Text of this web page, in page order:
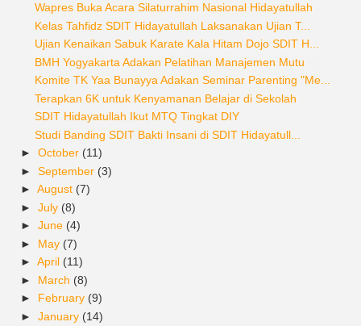
Wapres Buka Acara Silaturrahim Nasional Hidayatullah
Kelas Tahfidz SDIT Hidayatullah Laksanakan Ujian T...
Ujian Kenaikan Sabuk Karate Kala Hitam Dojo SDIT H...
BMH Yogyakarta Adakan Pelatihan Manajemen Mutu
Komite TK Yaa Bunayya Adakan Seminar Parenting "Me...
Terapkan 6K untuk Kenyamanan Belajar di Sekolah
SDIT Hidayatullah Ikut MTQ Tingkat DIY
Studi Banding SDIT Bakti Insani di SDIT Hidayatull...
► October (11)
► September (3)
► August (7)
► July (8)
► June (4)
► May (7)
► April (11)
► March (8)
► February (9)
► January (14)